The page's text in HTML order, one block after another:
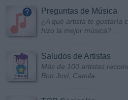
Preguntas de Música
¿A qué artista te gustaría
hizo la mejor música?...
Saludos de Artistas
Más de 100 artistas
Bon Jovi, Camila...